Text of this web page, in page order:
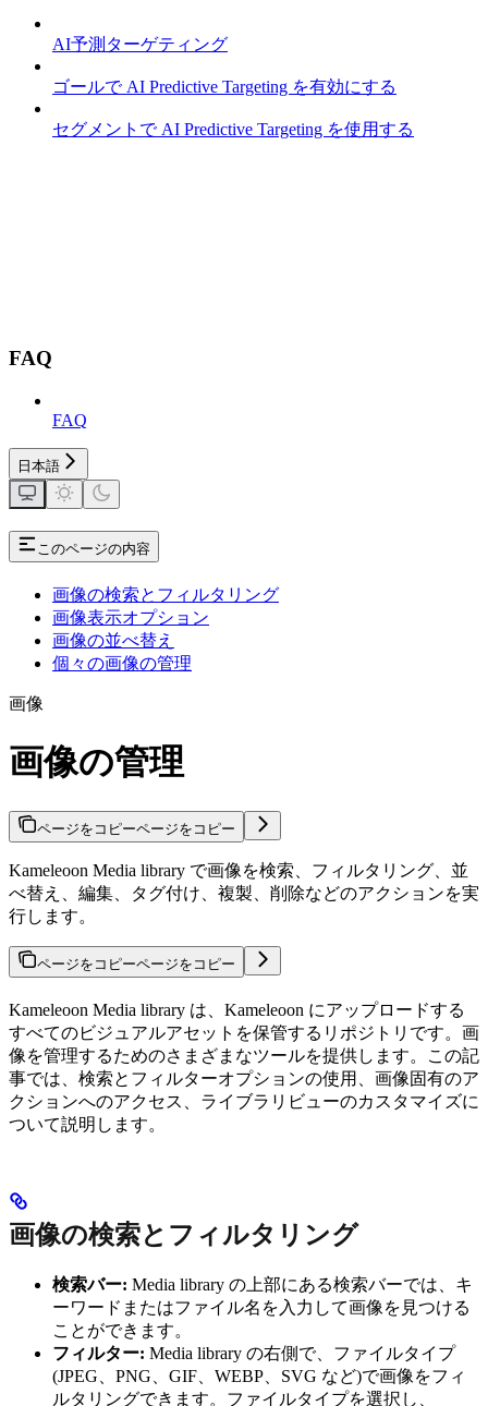
AI予測ターゲティング
ゴールで AI Predictive Targeting を有効にする
セグメントで AI Predictive Targeting を使用する
FAQ
FAQ
日本語
このページの内容
画像の検索とフィルタリング
画像表示オプション
画像の並べ替え
個々の画像の管理
画像
画像の管理
ページをコピーページをコピー
Kameleoon Media library で画像を検索、フィルタリング、並
べ替え、編集、タグ付け、複製、削除などのアクションを実
行します。
ページをコピーページをコピー
Kameleoon Media library は、Kameleoon にアップロードする
すべてのビジュアルアセットを保管するリポジトリです。画
像を管理するためのさまざまなツールを提供します。この記
事では、検索とフィルターオプションの使用、画像固有のア
クションへのアクセス、ライブラリビューのカスタマイズに
ついて説明します。
画像の検索とフィルタリング
検索バー: Media library の上部にある検索バーでは、キ
ーワードまたはファイル名を入力して画像を見つける
ことができます。
フィルター: Media library の右側で、ファイルタイプ
(JPEG、PNG、GIF、WEBP、SVG など)で画像をフィ
ルタリングできます。ファイルタイプを選択し、